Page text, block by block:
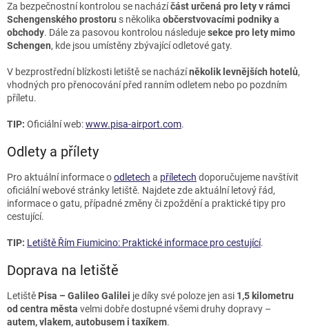
Za bezpečnostní kontrolou se nacházíčást určená pro lety v rámci
Schengenského prostoru s několika občerstvovacími podniky a
obchody. Dále za pasovou kontrolou následujesekce pro lety mimo
Schengen, kde jsou umístěny zbývající odletové gaty.
V bezprostřední blízkosti letiště se nacházíněkolik levnějších hotelů,
vhodných pro přenocování před ranním odletem nebo po pozdním
příletu.
TIP: Oficiální web:www.pisa-airport.com.
Odlety a přílety
Pro aktuální informace oodletech a příletech doporučujeme navštívit
oficiální webové stránky letiště. Najdete zde aktuální letový řád,
informace o gatu, případné změny či zpoždění a praktické tipy pro
cestující.
TIP: Letiště Řím Fiumicino: Praktické informace pro cestující.
Doprava na letiště
Letiště Pisa – Galileo Galilei je díky své poloze jen asi 1,5 kilometru
od centra města velmi dobře dostupné všemi druhy dopravy –
autem, vlakem, autobusem i taxíkem.